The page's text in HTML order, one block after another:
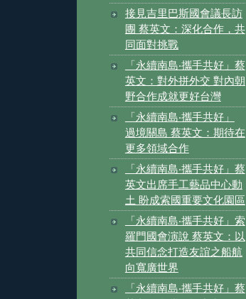
接見吉里巴斯國會議長訪
團 蔡英文：深化合作，共
同面對挑戰
「永續南島‧攜手共好」蔡
英文：對外拼外交 對內朝
野合作成就更好台灣
「永續南島‧攜手共好」
過境關島 蔡英文：期待在
更多領域合作
「永續南島‧攜手共好」蔡
英文出席手工藝品中心動
土 盼成索國重要文化園區
「永續南島‧攜手共好」索
羅門國會演說 蔡英文：以
共同信念打造友誼之船航
向寬廣世界
「永續南島‧攜手共好」蔡